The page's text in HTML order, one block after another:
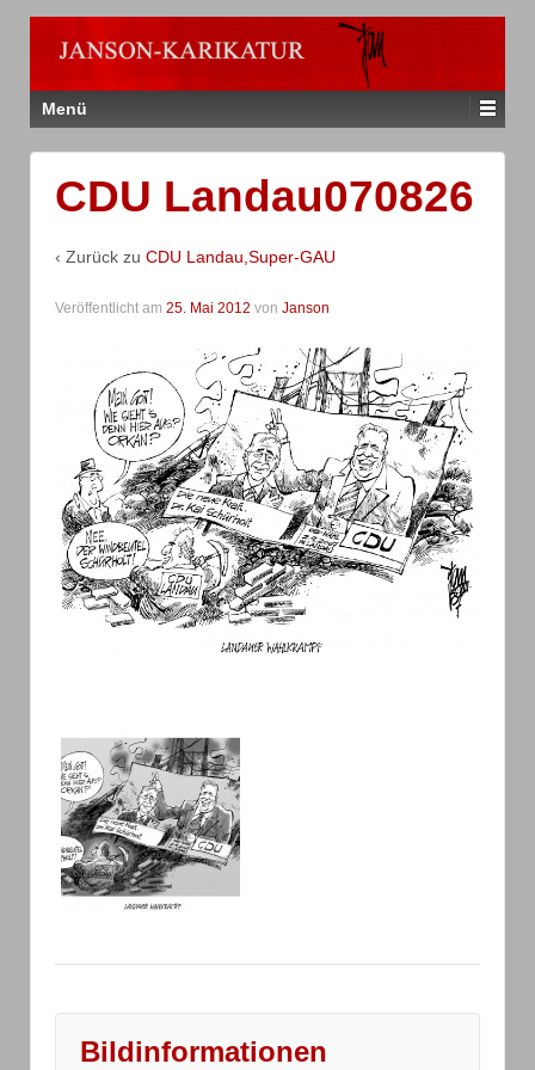
Menü
CDU Landau070826
‹ Zurück zu CDU Landau,Super-GAU
Veröffentlicht am 25. Mai 2012 von Janson
Bildinformationen